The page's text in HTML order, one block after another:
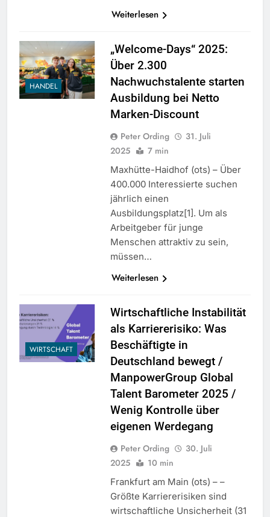
Weiterlesen
HANDEL
„Welcome-Days“ 2025:
Über 2.300
Nachwuchstalente starten
Ausbildung bei Netto
Marken-Discount
Peter Ording
31. Juli
2025
7 min
Maxhütte-Haidhof (ots) – Über
400.000 Interessierte suchen
jährlich einen
Ausbildungsplatz[1]. Um als
Arbeitgeber für junge
Menschen attraktiv zu sein,
müssen…
Weiterlesen
WIRTSCHAFT
Wirtschaftliche Instabilität
als Karriererisiko: Was
Beschäftigte in
Deutschland bewegt /
ManpowerGroup Global
Talent Barometer 2025 /
Wenig Kontrolle über
eigenen Werdegang
Peter Ording
30. Juli
2025
10 min
Frankfurt am Main (ots) – –
Größte Karriererisiken sind
wirtschaftliche Unsicherheit (31